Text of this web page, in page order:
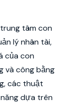
tâm con
lý nhân tài,
của con
và công bằng
các thuật
dựa trên